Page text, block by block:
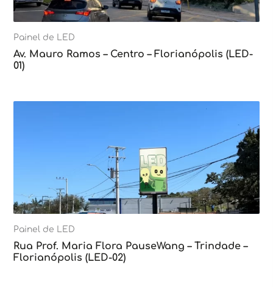
Painel de LED
Av. Mauro Ramos – Centro – Florianópolis (LED-
01)
Painel de LED
Rua Prof. Maria Flora PauseWang – Trindade –
Florianópolis (LED-02)